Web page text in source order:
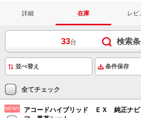
詳細 在庫 レビ
33台 検索
条件保存
全てチェック
NEW!!
アコードハイブリッド ＥＸ 純正ナ